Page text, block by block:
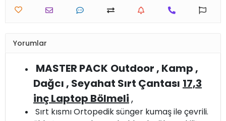
Yorumlar
MASTER PACK Outdoor , Kamp ,
Dağcı , Seyahat Sırt Çantası 17,3
inç Laptop Bölmeli,
Sırt kısmı Ortopedik sünger kumaş ile çevrili.